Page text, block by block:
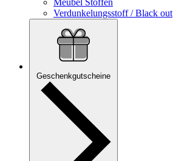
Meubel Stoffen
Verdunkelungsstoff / Black out
Geschenkgutscheine